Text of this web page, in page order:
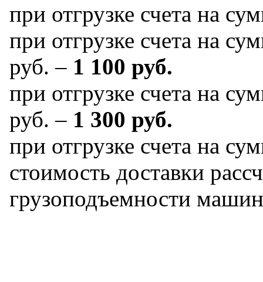
при отгрузке счета на
при отгрузке счета на
руб. – 1 100 руб.
при отгрузке счета на
руб. – 1 300 руб.
при отгрузке счета на
стоимость доставки
грузоподъемности